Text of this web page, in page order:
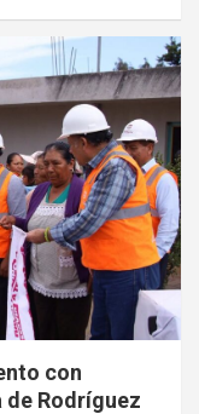
con
Rodríguez